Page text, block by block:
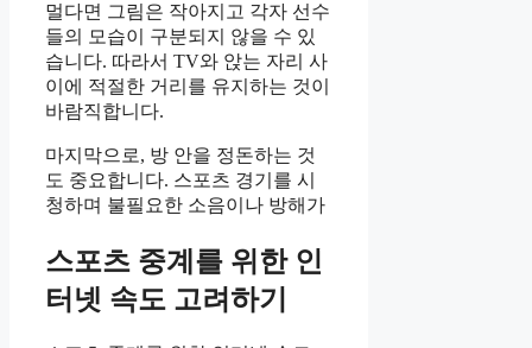
멀다면 그림은 작아지고 각자 선수
들의 모습이 구분되지 않을 수 있
습니다. 따라서 TV와 앉는 자리 사
이에 적절한 거리를 유지하는 것이
바람직합니다.
마지막으로, 방 안을 정돈하는 것
도 중요합니다. 스포츠 경기를 시
청하며 불필요한 소음이나 방해가
스포츠 중계를 위한 인
터넷 속도 고려하기